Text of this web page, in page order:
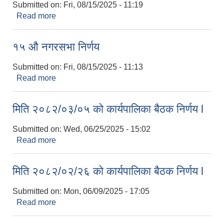
Submitted on: Fri, 08/15/2025 - 11:19
Read more
१५ औ नगरसभा निर्णय
Submitted on: Fri, 08/15/2025 - 11:13
Read more
मिति २०८२/०३/०५ को कार्यपालिका बैठक निर्णय l
Submitted on: Wed, 06/25/2025 - 15:02
Read more
मिति २०८२/०२/२६ को कार्यपालिका बैठक निर्णय l
Submitted on: Mon, 06/09/2025 - 17:05
Read more